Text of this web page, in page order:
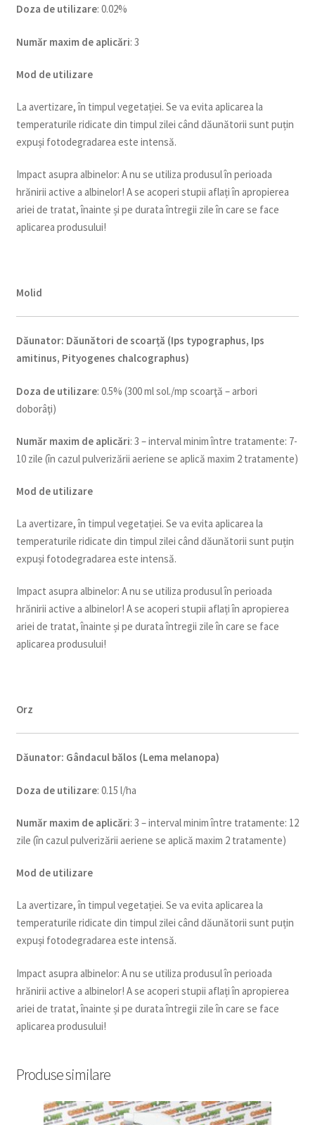
Doza de utilizare: 0.02%
Număr maxim de aplicări: 3
Mod de utilizare
La avertizare, în timpul vegetației. Se va evita aplicarea la
temperaturile ridicate din timpul zilei când dăunătorii sunt puțin
expuși fotodegradarea este intensă.
Impact asupra albinelor: A nu se utiliza produsul în perioada
hrănirii active a albinelor! A se acoperi stupii aflați în apropierea
ariei de tratat, înainte și pe durata întregii zile în care se face
aplicarea produsului!
Molid
Dăunator: Dăunători de scoarță (Ips typographus, Ips
amitinus, Pityogenes chalcographus)
Doza de utilizare: 0.5% (300 ml sol./mp scoarţă – arbori
doborâţi)
Număr maxim de aplicări: 3 – interval minim între tratamente: 7-
10 zile (în cazul pulverizării aeriene se aplică maxim 2 tratamente)
Mod de utilizare
La avertizare, în timpul vegetației. Se va evita aplicarea la
temperaturile ridicate din timpul zilei când dăunătorii sunt puțin
expuși fotodegradarea este intensă.
Impact asupra albinelor: A nu se utiliza produsul în perioada
hrănirii active a albinelor! A se acoperi stupii aflați în apropierea
ariei de tratat, înainte și pe durata întregii zile în care se face
aplicarea produsului!
Orz
Dăunator: Gândacul bălos (Lema melanopa)
Doza de utilizare: 0.15 l/ha
Număr maxim de aplicări: 3 – interval minim între tratamente: 12
zile (în cazul pulverizării aeriene se aplică maxim 2 tratamente)
Mod de utilizare
La avertizare, în timpul vegetației. Se va evita aplicarea la
temperaturile ridicate din timpul zilei când dăunătorii sunt puțin
expuși fotodegradarea este intensă.
Impact asupra albinelor: A nu se utiliza produsul în perioada
hrănirii active a albinelor! A se acoperi stupii aflați în apropierea
ariei de tratat, înainte și pe durata întregii zile în care se face
aplicarea produsului!
Produse similare